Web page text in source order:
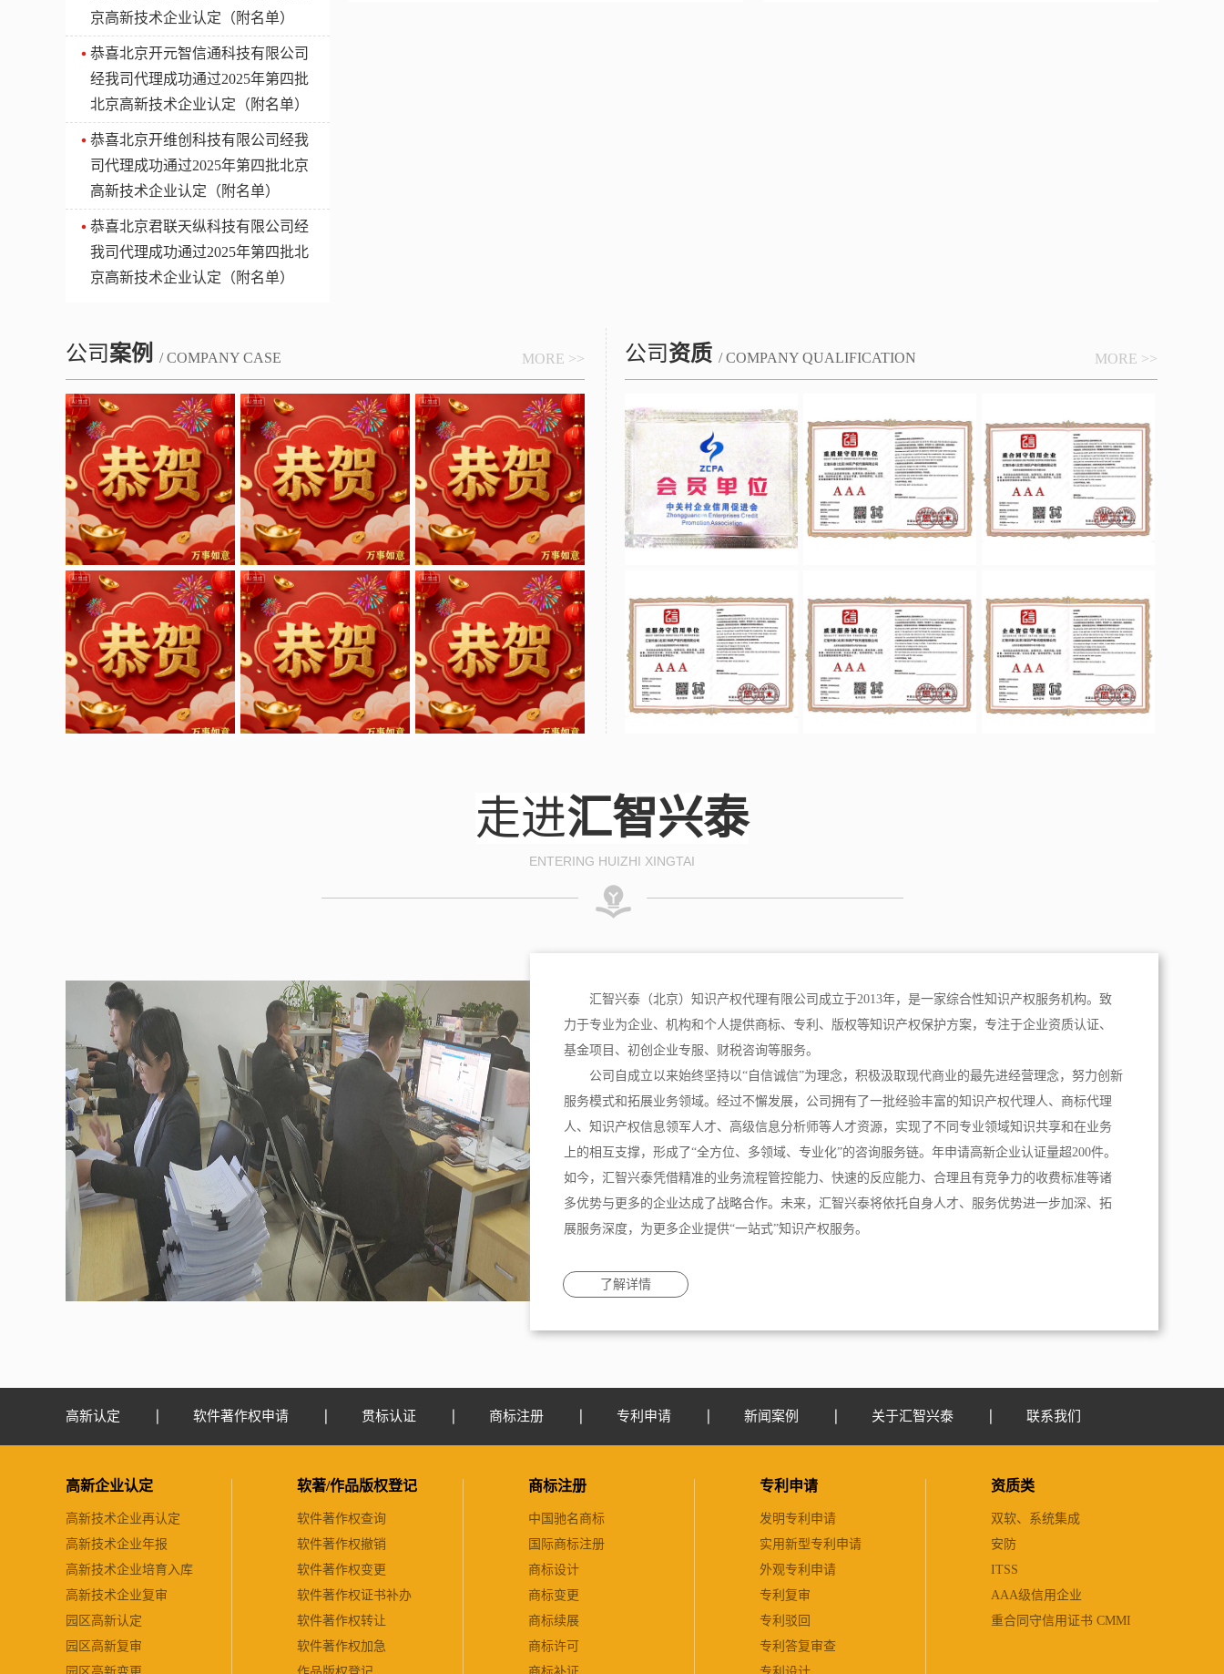
京高新技术企业认定（附名单）
​恭喜北京开元智信通科技有限公司
经我司代理成功通过2025年第四批
北京高新技术企业认定（附名单）
​恭喜北京开维创科技有限公司经我
司代理成功通过2025年第四批北京
高新技术企业认定（附名单）
​恭喜北京君联天纵科技有限公司经
我司代理成功通过2025年第四批北
京高新技术企业认定（附名单）
公司案例 / COMPANY CASE MORE >> 公司资质 / COMPANY QUALIFICATION MORE >>
走进汇智兴泰
ENTERING HUIZHI XINGTAI
汇智兴泰（北京）知识产权代理有限公司成立于2013年，是一家综合性知识产权服务机构。致
力于专业为企业、机构和个人提供商标、专利、版权等知识产权保护方案，专注于企业资质认证、
基金项目、初创企业专服、财税咨询等服务。
公司自成立以来始终坚持以“自信诚信”为理念，积极汲取现代商业的最先进经营理念，努力创新
服务模式和拓展业务领域。经过不懈发展，公司拥有了一批经验丰富的知识产权代理人、商标代理
人、知识产权信息领军人才、高级信息分析师等人才资源，实现了不同专业领域知识共享和在业务
上的相互支撑，形成了“全方位、多领域、专业化”的咨询服务链。年申请高新企业认证量超200件。
如今，汇智兴泰凭借精准的业务流程管控能力、快速的反应能力、合理且有竞争力的收费标准等诸
多优势与更多的企业达成了战略合作。未来，汇智兴泰将依托自身人才、服务优势进一步加深、拓
展服务深度，为更多企业提供“一站式”知识产权服务。
了解详情
高新认定 软件著作权申请 贯标认证 商标注册 专利申请 新闻案例 关于汇智兴泰 联系我们
高新企业认定
高新技术企业再认定
高新技术企业年报
高新技术企业培育入库
高新技术企业复审
园区高新认定
园区高新复审
软著/作品版权登记
软件著作权查询
软件著作权撤销
软件著作权变更
软件著作权证书补办
软件著作权转让
软件著作权加急
商标注册
中国驰名商标
国际商标注册
商标设计
商标变更
商标续展
商标许可
专利申请
发明专利申请
实用新型专利申请
外观专利申请
专利复审
专利驳回
专利答复审查
资质类
双软、系统集成
安防
ITSS
AAA级信用企业
重合同守信用证书 CMMI